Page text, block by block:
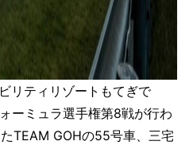
リティリゾートもてぎで
ーミュラ選手権第8戦が行わ
TEAM GOHの55号車、三宅